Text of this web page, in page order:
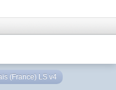
(France) LS v4